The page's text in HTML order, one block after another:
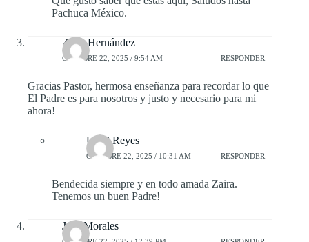
Pachuca México.
Zaira Hernández
OCTUBRE 22, 2025 / 9:54 AM RESPONDER
Gracias Pastor, hermosa enseñanza para recordar lo que
El Padre es para nosotros y justo y necesario para mi
ahora!
Uziel Reyes
OCTUBRE 22, 2025 / 10:31 AM RESPONDER
Bendecida siempre y en todo amada Zaira.
Tenemos un buen Padre!
José Morales